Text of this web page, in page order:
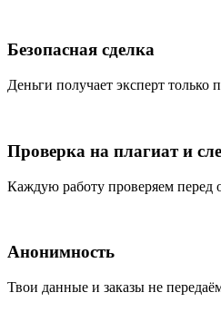
Безопасная сделка
Деньги получает эксперт только
Проверка на плагиат и
Каждую работу проверяем перед
Анонимность
Твои данные и заказы не